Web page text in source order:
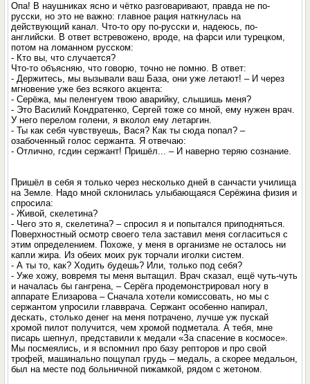
Опа! В наушниках ясно и чётко разговаривают, правда не по-
русски, но это не важно: главное рация наткнулась на
действующий канал. Что-то ору по-русски и, надеюсь, по-
английски. В ответ встревожено, вроде, на фарси или турецком,
потом на ломанном русском:
- Кто вы, что случается?
Что-то объясняю, что говорю, точно не помню. В ответ:
- Держитесь, мы вызывали ваш База, они уже летают! – И через
мгновение уже без всякого акцента:
- Серёжа, мы пеленгуем твою аварийку, слышишь меня?
- Это Василий Кондратенко, Сергей тоже со мной, ему нужен врач.
У него перелом голени, я вколол ему летаргин.
- Ты как себя чувствуешь, Вася? Как ты сюда попал? –
озабоченный голос сержанта. Я отвечаю:
- Отлично, гсдин сержант! Пришёл... – И наверно теряю сознание.
Пришёл в себя я только через несколько дней в санчасти училища
на Земле. Надо мной склонилась улыбающаяся Серёжина физия и
спросила:
- Живой, скелетина?
- Чего это я, скелетина? – спросил я и попытался приподняться.
Поверхностный осмотр своего тела заставил меня согласиться с
этим определением. Похоже, у меня в организме не осталось ни
капли жира. Из обеих моих рук торчали иголки систем.
- А ты то, как? Ходить будешь? Или, только под себя?
- Уже хожу, вовремя ты меня вытащил. Врач сказал, ещё чуть-чуть
и началась бы гангрена, – Серёга продемонстрировал ногу в
аппарате Елизарова – Сначала хотели комиссовать, но мы с
сержантом упросили главврача. Сержант особенно напирал,
дескать, столько денег на меня потрачено, лучше уж пускай
хромой пилот получится, чем хромой подметала. А тебя, мне
писарь шепнул, представили к медали «За спасение в космосе».
Мы посмеялись, и я вспомнил про базу репторов и про свой
трофей, машинально пощупал грудь – медаль, а скорее медальон,
был на месте под больничной пижамкой, рядом с жетоном.